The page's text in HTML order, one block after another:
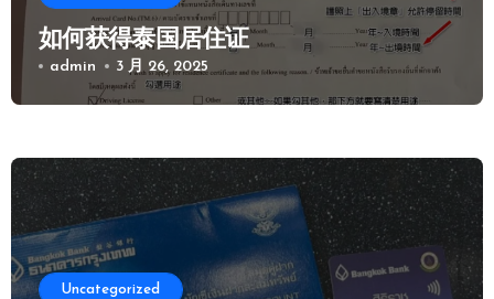
如何获得泰国居住证
admin 3 月 26, 2025
Uncategorized